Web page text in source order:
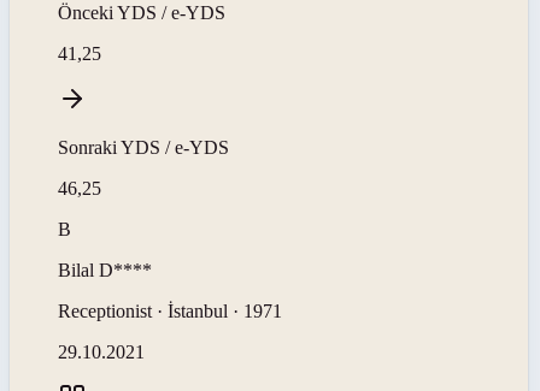
Önceki YDS / e-YDS
41,25
Sonraki YDS / e-YDS
46,25
B
Bilal D****
Receptionist · İstanbul · 1971
29.10.2021